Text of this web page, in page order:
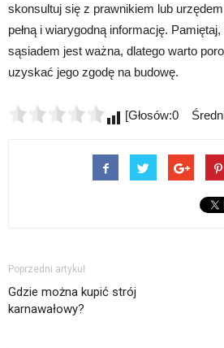
skonsultuj się z prawnikiem lub
pełną i wiarygodną informację.
sąsiadem jest ważna, dlatego warto
uzyskać jego zgodę na budowę.
[Głosów:0
Poprzedni artykuł
Gdzie można kupić strój
karnawałowy?